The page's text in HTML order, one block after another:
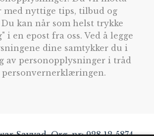
med nyttige tips, tilbud og
kan når som helst trykke
i en epost fra oss. Ved å legge
dine samtykker du i
av personopplysninger i tråd
personvernerklæringen.